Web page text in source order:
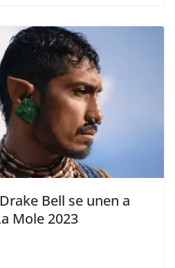
Bell se unen a
Mole 2023